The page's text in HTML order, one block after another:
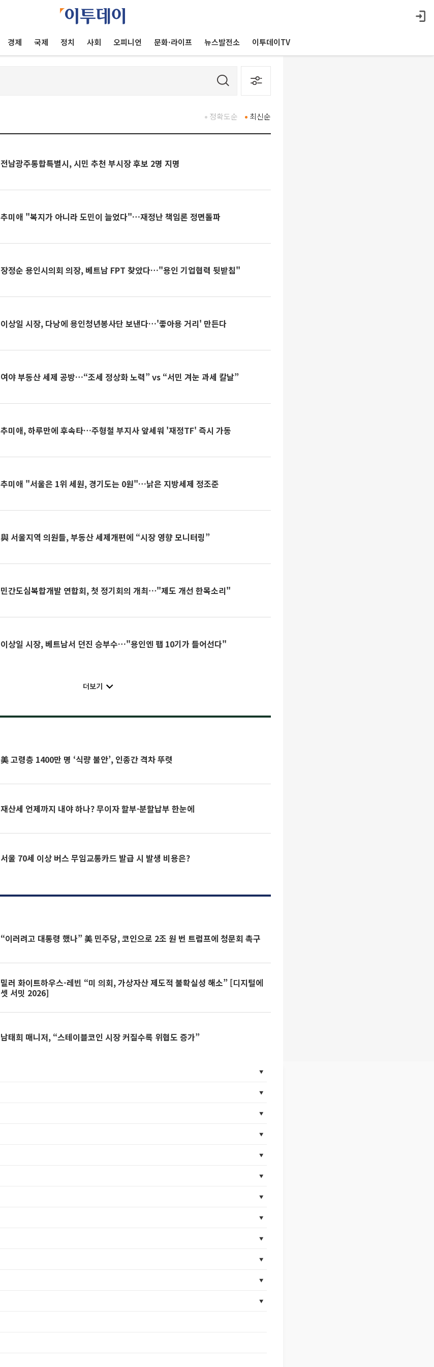
경제 국제 정치 사회 오피니언 문화·라이프 뉴스발전소 이투데이TV
최신순
정확도순
전남광주통합특별시, 시민 추천 부시장 후보 2명 지명
추미애 "복지가 아니라 도민이 늘었다"…재정난 책임론 정면돌파
장정순 용인시의회 의장, 베트남 FPT 찾았다…"용인 기업협력 뒷받침"
이상일 시장, 다낭에 용인청년봉사단 보낸다…'좋아용 거리' 만든다
여야 부동산 세제 공방…“조세 정상화 노력” vs “서민 겨눈 과세 칼날”
추미애, 하루만에 후속타…주형철 부지사 앞세워 '재정TF' 즉시 가동
추미애 "서울은 1위 세원, 경기도는 0원"…낡은 지방세제 정조준
與 서울지역 의원들, 부동산 세제개편에 “시장 영향 모니터링”
민간도심복합개발 연합회, 첫 정기회의 개최⋯"제도 개선 한목소리"
이상일 시장, 베트남서 던진 승부수…"용인엔 팹 10기가 들어선다"
더보기
美 고령층 1400만 명 ‘식량 불안’, 인종간 격차 뚜렷
재산세 언제까지 내야 하나? 무이자 할부·분할납부 한눈에
서울 70세 이상 버스 무임교통카드 발급 시 발생 비용은?
“이러려고 대통령 했나” 美 민주당, 코인으로 2조 원 번 트럼프에 청문회 촉구
밀러 화이트하우스-레빈 “미 의회, 가상자산 제도적 불확실성 해소” [디지털에
셋 서밋 2026]
남태희 매니저, “스테이블코인 시장 커질수록 위협도 증가”